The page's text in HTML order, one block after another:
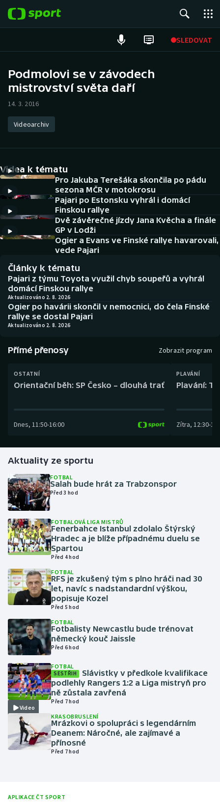
SLEDOVAT
Hokej
Atletika
DALŠÍ SPORTY
Americký fotbal
Baseball a softbal
Biatlon
Boby a skeleton
Box
Curling
Dostihy
Gymnastika
Házená
Jezdectví
Judo
Krasobruslení
Lezení
Lyže a snowboard
Moderní pětiboj
Motorsport
Olympijské hry
Parasport
Plavání
Plážový volejbal
Rychlobruslení
NEPŘEHLÉDNĚTE
Historické návraty
Aplikace ČT sport
AZ kvíz
Podmolovi se v závodech
mistrovství světa daří
14. 3. 2016
Videoarchiv
Videa k tématu
Pro Jakuba Terešáka skončila po pádu
sezona MČR v motokrosu
Pajari po Estonsku vyhrál i domácí
Finskou rallye
Dvě závěrečné jízdy Jana Kvěcha a finále
GP v Lodži
Ogier a Evans ve Finské rallye havarovali,
vede Pajari
Články k tématu
Pajari z týmu Toyota využil chyb soupeřů a vyhrál
domácí Finskou rallye
Aktualizováno 2. 8. 2026
Ogier po havárii skončil v nemocnici, do čela Finské
rallye se dostal Pajari
Aktualizováno 2. 8. 2026
Přímé přenosy Zobrazit program
OSTATNÍ
Orientační běh: SP Česko – dlouhá trať
Dnes, 11:50-16:00
PLAVÁNÍ
Plavání:
Zítra, 12:30-
Aktuality ze sportu
FOTBAL
Salah bude hrát za Trabzonspor
Před 3 hod
FOTBALOVÁ LIGA MISTRŮ
Fenerbahce Istanbul zdolalo Štýrský
Hradec a je blíže případnému duelu se
Spartou
Před 4 hod
FOTBAL
RFS je zkušený tým s plno hráči nad 30
let, navíc s nadstandardní výškou,
popisuje Kozel
Před 5 hod
FOTBAL
Fotbalisty Newcastlu bude trénovat
německý kouč Jaissle
Před 6 hod
Video
FOTBAL
SESTŘIH
Slávistky v předkole kvalifikace
podlehly Rangers 1:2 a Liga mistryň pro
ně zůstala zavřená
Před 7 hod
KRASOBRUSLENÍ
Mrázkovi o spolupráci s legendárním
Deanem: Náročné, ale zajímavé a
přínosné
Před 7 hod
APLIKACE ČT SPORT